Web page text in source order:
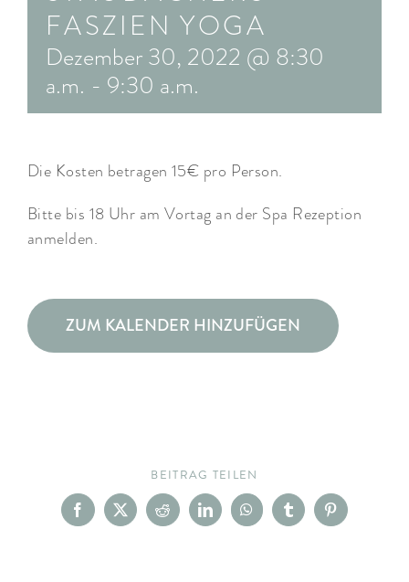
ARRANGEMENTS
WISSENSWERTES
FASZIEN YOGA
Dezember 30, 2022 @ 8:30
a.m. - 9:30 a.m.
Die Kosten betragen 15€ pro Person.
Bitte bis 18 Uhr am Vortag an der Spa Rezeption
anmelden.
ZUM KALENDER HINZUFÜGEN
BEITRAG TEILEN
Facebook
X RedditLinkedInWhatsAppTumblrPinterest